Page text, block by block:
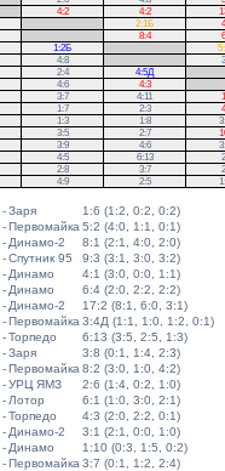
4:2 4:2
2:1Б
8:4
1:2Б
4:8
2:4 4:5Д
4:6 4:3
3:7 4:11
1:7 2:3
1:3 1:8
3:5 2:7
3:9 4:6
4:5 6:13
2:8 3:7
4:9 2:5
-Заря
1:6 (1:2, 0:2, 0:2)
-Первомайка 5:2 (4:0, 1:1, 0:1)
- Динамо-2
8:1 (2:1, 4:0, 2:0)
-Спутник 95
9:3 (3:1, 3:0, 3:2)
- Динамо
4:1 (3:0, 0:0, 1:1)
- Динамо
6:4 (2:0, 2:2, 2:2)
- Динамо-2
17:2 (8:1, 6:0, 3:1)
-Первомайка 3:4Д (1:1, 1:0, 1:2, 0:1)
-Торпедо
6:13 (3:5, 2:5, 1:3)
-Заря
3:8 (0:1, 1:4, 2:3)
-Первомайка 8:2 (3:0, 1:0, 4:2)
-УРЦ ЯМЗ
2:6 (1:4, 0:2, 1:0)
- Лотор
6:1 (1:0, 3:0, 2:1)
-Торпедо
4:3 (2:0, 2:2, 0:1)
- Динамо-2
3:1 (2:1, 0:0, 1:0)
- Динамо
1:10 (0:3, 1:5, 0:2)
-Первомайка 3:7 (0:1, 1:2, 2:4)